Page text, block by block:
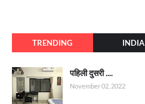
TRENDING INDIA
पहिली दुसरी ....
November 02, 2022